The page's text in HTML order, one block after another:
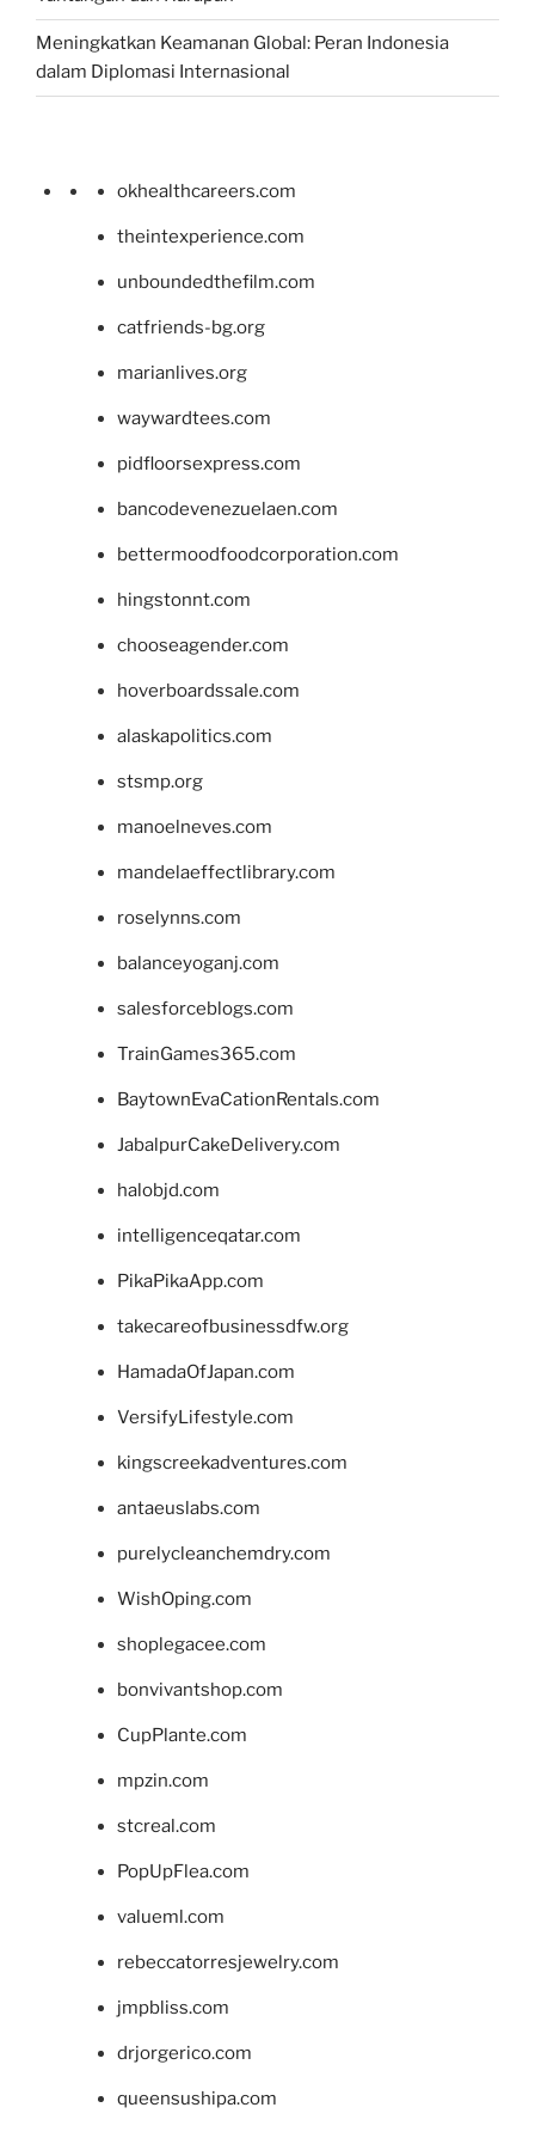
Meningkatkan Keamanan Global: Peran Indonesia
dalam Diplomasi Internasional
okhealthcareers.com
theintexperience.com
unboundedthefilm.com
catfriends-bg.org
marianlives.org
waywardtees.com
pidfloorsexpress.com
bancodevenezuelaen.com
bettermoodfoodcorporation.com
hingstonnt.com
chooseagender.com
hoverboardssale.com
alaskapolitics.com
stsmp.org
manoelneves.com
mandelaeffectlibrary.com
roselynns.com
balanceyoganj.com
salesforceblogs.com
TrainGames365.com
BaytownEvaCationRentals.com
JabalpurCakeDelivery.com
halobjd.com
intelligenceqatar.com
PikaPikaApp.com
takecareofbusinessdfw.org
HamadaOfJapan.com
VersifyLifestyle.com
kingscreekadventures.com
antaeuslabs.com
purelycleanchemdry.com
WishOping.com
shoplegacee.com
bonvivantshop.com
CupPlante.com
mpzin.com
stcreal.com
PopUpFlea.com
valueml.com
rebeccatorresjewelry.com
jmpbliss.com
drjorgerico.com
queensushipa.com